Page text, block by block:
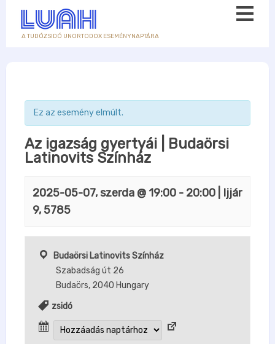
A TUDÓZSIDÓ UNORTODOX ESEMÉNYNAPTÁRA
Ez az esemény elmúlt.
Az igazság gyertyái | Budaörsi
Latinovits Színház
2025-05-07, szerda @ 19:00 - 20:00 | Ijjár
9, 5785
Budaörsi Latinovits Színház
Szabadság út 26
Budaörs, 2040 Hungary
zsidó